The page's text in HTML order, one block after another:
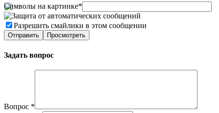
Символы на картинке*
Разрешить смайлики в этом сообщении
Задать вопрос
Вопрос *